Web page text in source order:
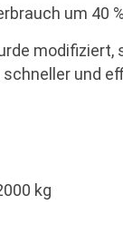
um 40
modifiziert,
und
kg